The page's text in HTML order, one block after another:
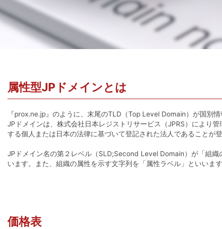
属性型JPドメインとは
『prox.ne.jp』のように、末尾のTLD（Top Level Domain）が国別
JPドメインは、株式会社日本レジストリサービス（JPRS）により
する個人または日本の法律に基づいて登記された法人であることが
JPドメイン名の第２レベル（SLD;Second Level Domain）が「組
います。また、組織の属性を示す文字列を「属性ラベル」といいま
価格表